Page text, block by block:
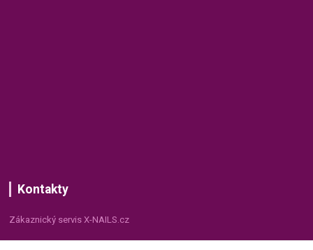
Kontakty
Zákaznický servis X-NAILS.cz